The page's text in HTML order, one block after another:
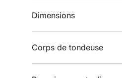
Dimensions
Corps de tondeuse